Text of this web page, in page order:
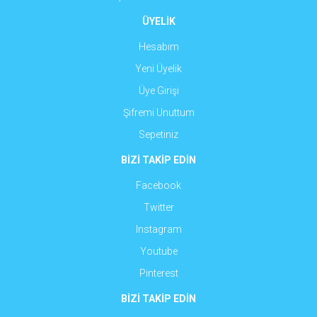
ÜYELİK
Hesabım
Yeni Üyelik
Üye Girişi
Şifremi Unuttum
Sepetiniz
BİZİ TAKİP EDİN
Facebook
Twitter
Instagram
Youtube
Pinterest
BİZİ TAKİP EDİN